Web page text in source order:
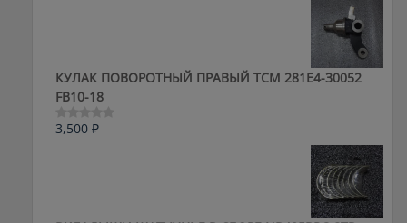
КУЛАК ПОВОРОТНЫЙ ПРАВЫЙ ТСМ 281E4-30052
FB10-18
Оценка
3,500 ₽